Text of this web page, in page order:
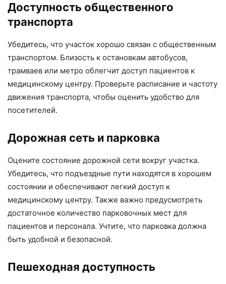
Доступность общественного
транспорта
Убедитесь, что участок хорошо связан с общественным
транспортом. Близость к остановкам автобусов,
трамваев или метро облегчит доступ пациентов к
медицинскому центру. Проверьте расписание и частоту
движения транспорта, чтобы оценить удобство для
посетителей.
Дорожная сеть и парковка
Оцените состояние дорожной сети вокруг участка.
Убедитесь, что подъездные пути находятся в хорошем
состоянии и обеспечивают легкий доступ к
медицинскому центру. Также важно предусмотреть
достаточное количество парковочных мест для
пациентов и персонала. Учтите, что парковка должна
быть удобной и безопасной.
Пешеходная доступность